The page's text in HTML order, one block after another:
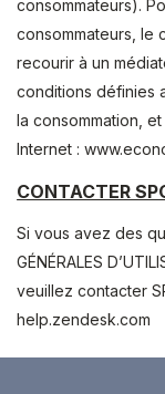
consommateurs).
consommateurs, le
recourir à un
conditions définies
la consommation,
Internet :
CONTACTER
Si vous avez des
GÉNÉRALES
veuillez contacter
help.zendesk.com